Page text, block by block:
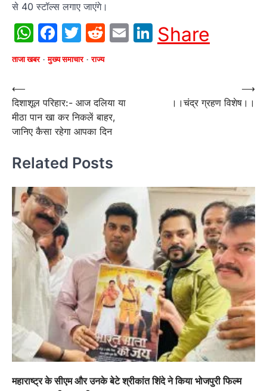
से 40 स्टॉल्स लगाए जाएंगे।
WhatsApp
Facebook
Twitter
Reddit
EmailLinkedIn
Share
ताजा खबर मुख्य समाचार राज्य
Post
navigation
⟵
दिशाशूल परिहार:- आज दलिया या
मीठा पान खा कर निकलें बाहर,
जानिए कैसा रहेगा आपका दिन
।।चंद्र ग्रहण विशेष।।
⟶
Related Posts
महाराष्ट्र के सीएम और उनके बेटे श्रीकांत शिंदे ने किया भोजपुरी फिल्म